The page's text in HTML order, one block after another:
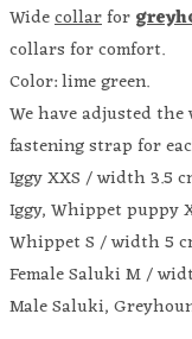
Widecollarfor
collars for comfort.
Color: lime green.
We have adjusted
fastening strap for
Iggy XXS / width 3.5
Iggy, Whippet puppy
Whippet S / width 5
Female Saluki M /
Male Saluki,